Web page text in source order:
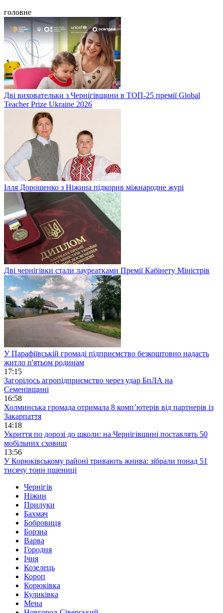
головне
Дві виховательки з Чернігівщини в ТОП-25 премії Global
Teacher Prize Ukraine 2026
Ілля Дорошенко з Ніжина підкорив міжнародне журі
Дві чернігівки стали лауреатками Премії Кабінету Міністрів
У Парафіївській громаді підприємство безкоштовно надасть
житло п'ятьом родинам
17:15
Загорілось агропідприємство через удар БпЛА на
Семенівщині
16:58
Холминська громада отримала 8 комп’ютерів від партнерів із
Закарпаття
14:18
Укриття по дорозі до школи: на Чернігівщині поставлять 50
мобільних сховищ
13:56
У Корюківському районі тривають жнива: зібрали понад 51
тисячу тонн пшениці
Чернігів
Ніжин
Прилуки
Бахмач
Бобровиця
Борзна
Варва
Городня
Ічня
Козелець
Короп
Корюківка
Куликівка
Мена